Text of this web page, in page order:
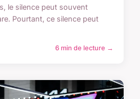
le silence peut souvent
Pourtant, ce silence peut
6 min de lecture →